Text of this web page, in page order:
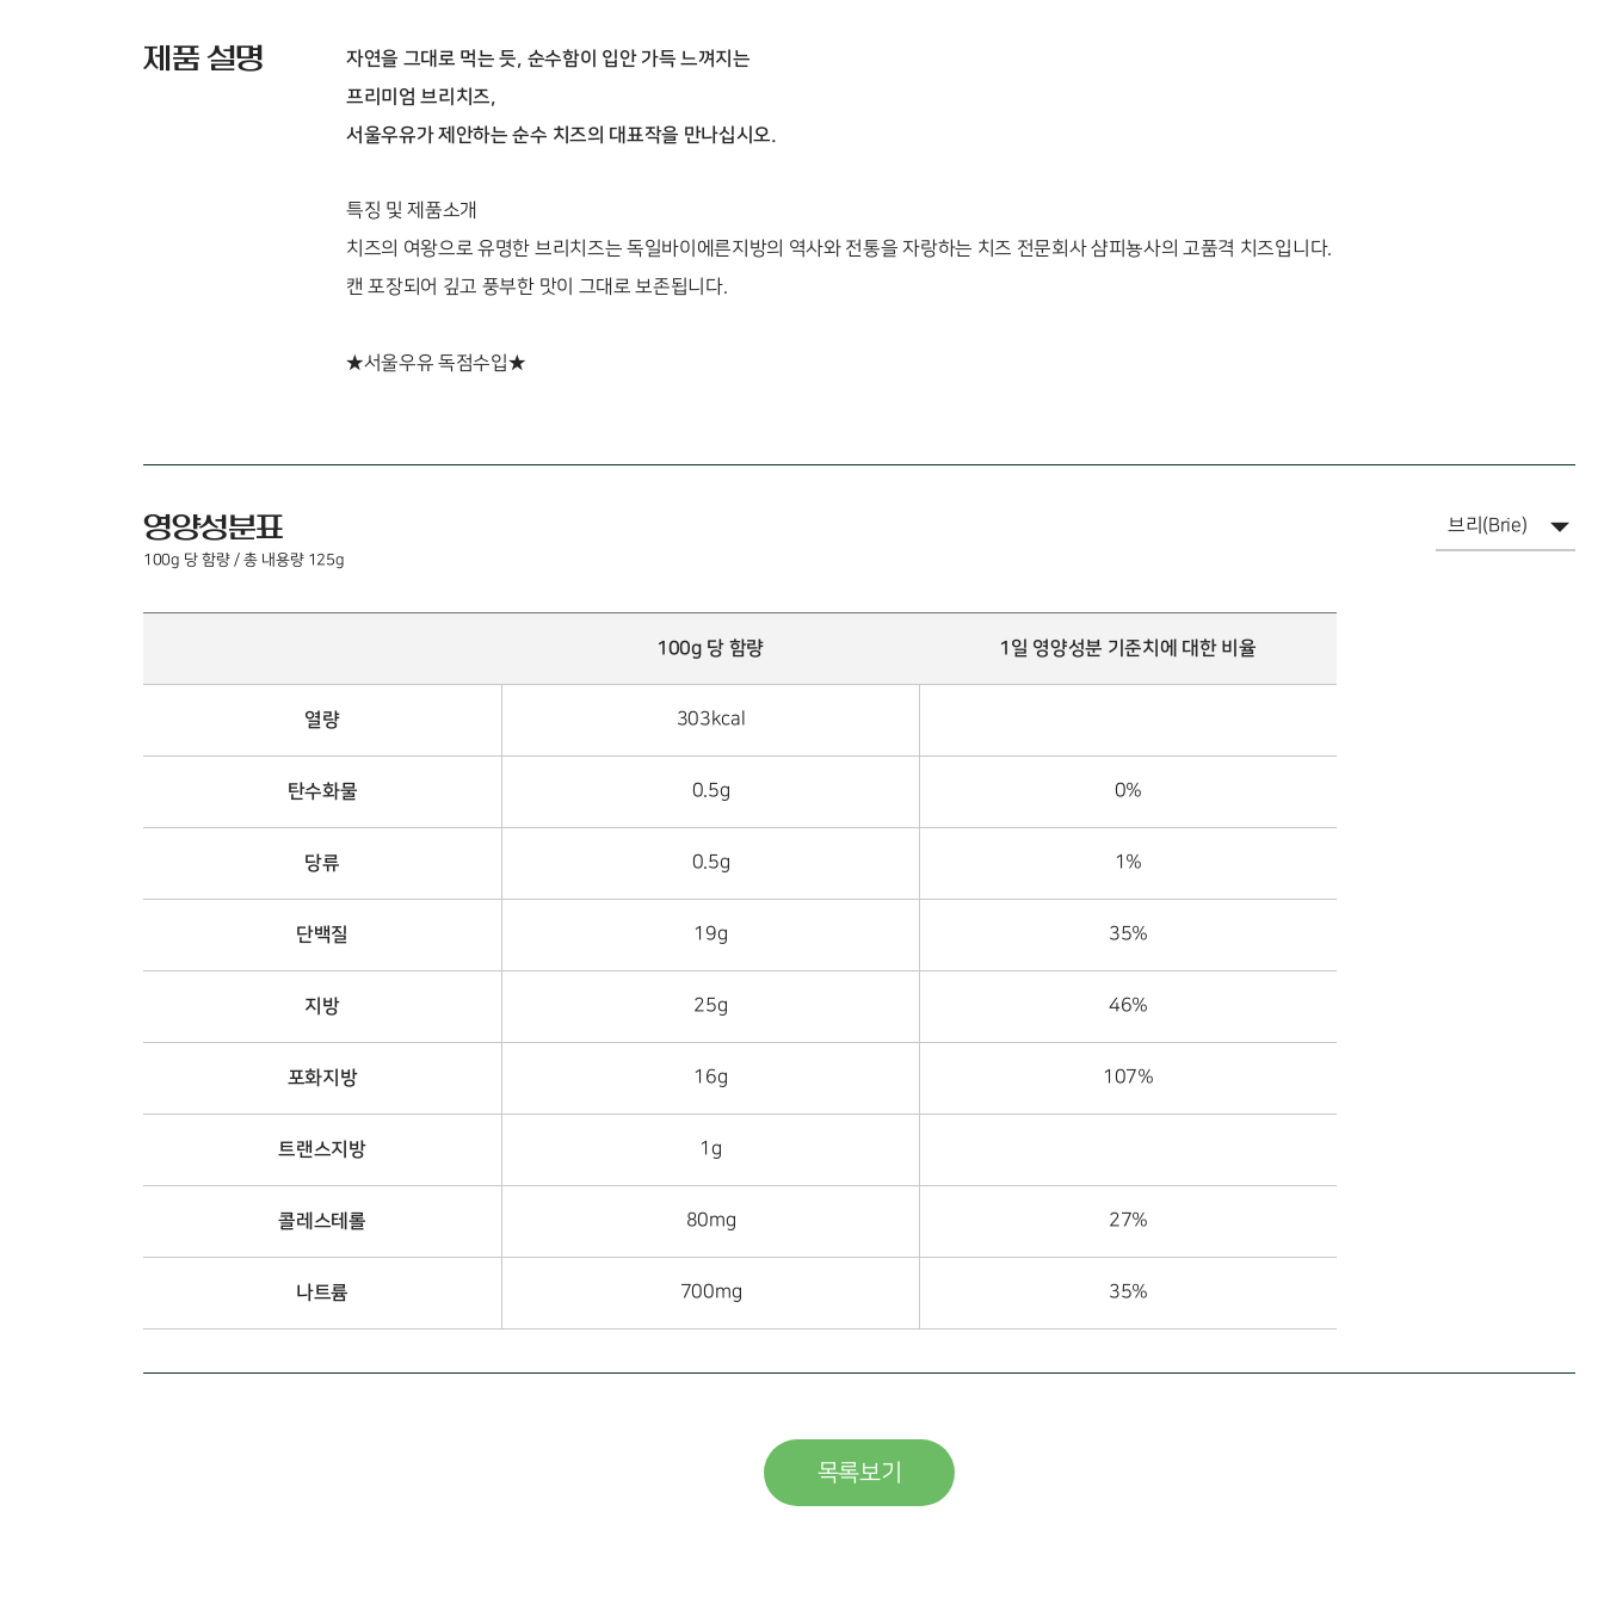
제품 설명
자연을 그대로 먹는 듯, 순수함이 입안 가득 느껴지는
프리미엄 브리치즈,
서울우유가 제안하는 순수 치즈의 대표작을 만나십시오.
특징 및 제품소개
치즈의 여왕으로 유명한 브리치즈는 독일바이에른지방의 역사와 전통을 자랑하는 치즈 전문회사 샴피뇽사의 고품격 치즈입니다.
캔 포장되어 깊고 풍부한 맛이 그대로 보존됩니다.
★서울우유 독점수입★
영양성분표
100g 당 함량 / 총 내용량 125g
100g 당 함량 1일 영양성분 기준치에 대한 비율
열량 303kcal
탄수화물 0.5g 0%
당류 0.5g 1%
단백질 19g 35%
지방 25g 46%
포화지방 16g 107%
트랜스지방 1g
콜레스테롤 80mg 27%
나트륨 700mg 35%
목록보기